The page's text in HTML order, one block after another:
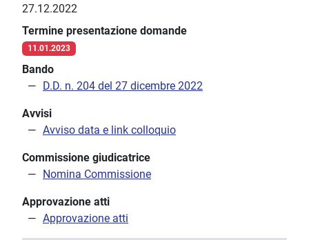
27.12.2022
Termine presentazione domande
11.01.2023
Bando
D.D. n. 204 del 27 dicembre 2022
Avvisi
Avviso data e link colloquio
Commissione giudicatrice
Nomina Commissione
Approvazione atti
Approvazione atti